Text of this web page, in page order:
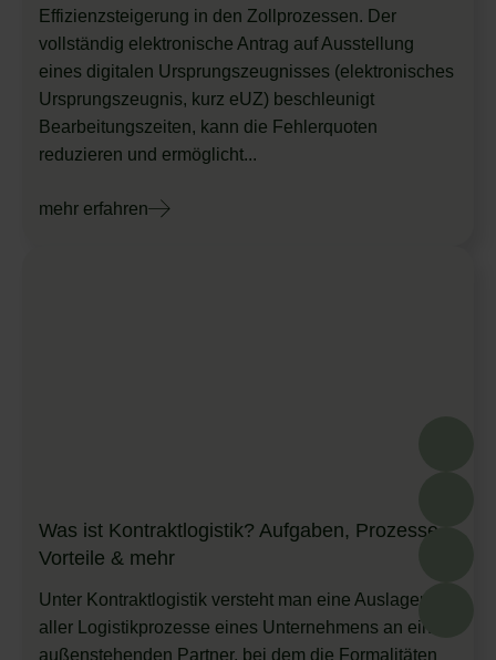
Effizienzsteigerung in den Zollprozessen. Der
vollständig elektronische Antrag auf Ausstellung
eines digitalen Ursprungszeugnisses (elektronisches
Ursprungszeugnis, kurz eUZ) beschleunigt
Bearbeitungszeiten, kann die Fehlerquoten
reduzieren und ermöglicht...
mehr erfahren
Was ist Kontraktlogistik? Aufgaben, Prozesse,
Vorteile & mehr
Unter Kontraktlogistik versteht man eine Auslagerung
aller Logistikprozesse eines Unternehmens an einen
außenstehenden Partner, bei dem die Formalitäten